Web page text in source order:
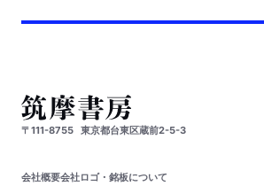
〒111-8755 東京都台東区蔵前2-5-3
会社概要会社ロゴ・銘板について